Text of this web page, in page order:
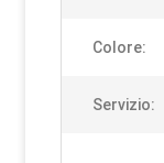
Colore:
Servizio: